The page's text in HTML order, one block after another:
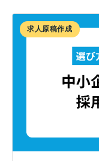
求人原稿作成